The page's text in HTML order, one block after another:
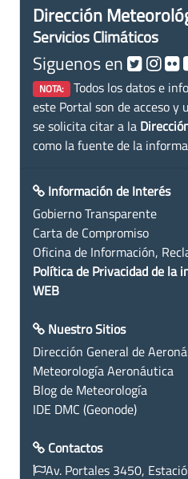
Dirección
Servicios Climáticos
Siguenos en
NOTA: Todos los datos e
este Portal son de acceso y
se solicita citar a la
como la fuente de la
Información de Interés
Gobierno Transparente
Carta de Compromiso
Oficina de Información,
Política de Privacidad de la
WEB
Nuestro Sitios
Dirección General de
Meteorología Aeronáutica
Blog de Meteorología
IDE DMC (Geonode)
Contactos
Av. Portales 3450,